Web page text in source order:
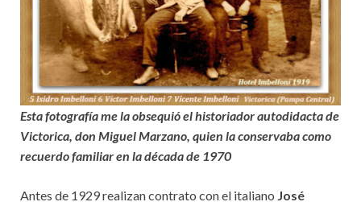
Esta fotografía me la obsequió el historiador autodidacta de
Victorica, don Miguel Marzano, quien la conservaba como
recuerdo familiar en la década de 1970
Antes de 1929 realizan contrato con el italiano José